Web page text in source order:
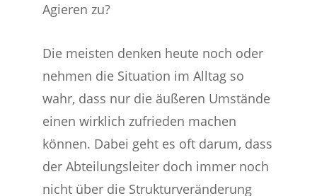
Agieren zu?
Die meisten denken heute noch oder
nehmen die Situation im Alltag so
wahr, dass nur die äußeren Umstände
einen wirklich zufrieden machen
können. Dabei geht es oft darum, dass
der Abteilungsleiter doch immer noch
nicht über die Strukturveränderung